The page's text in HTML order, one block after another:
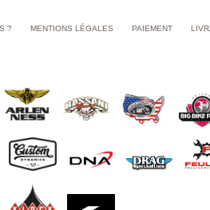
? MENTIONS LÉGALES PAIEMENT